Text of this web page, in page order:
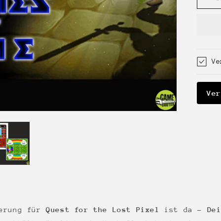
fürQuest for the Lost Pixel ist da –